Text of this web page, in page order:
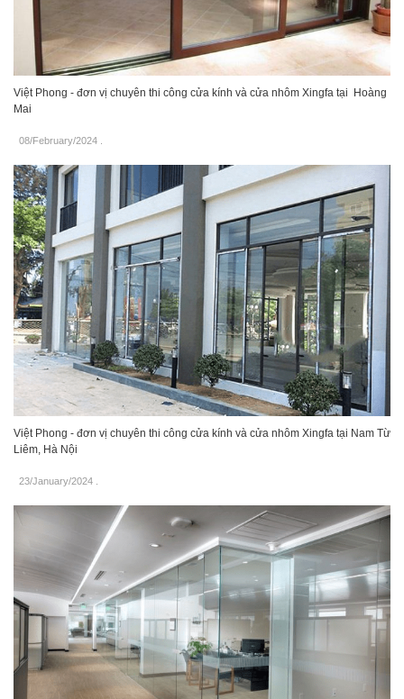
Việt Phong - đơn vị chuyên thi công cửa kính và cửa nhôm Xingfa tại Hoàng
Mai
08/February/2024
Việt Phong - đơn vị chuyên thi công cửa kính và cửa nhôm Xingfa tại Nam Từ
Liêm, Hà Nội
23/January/2024